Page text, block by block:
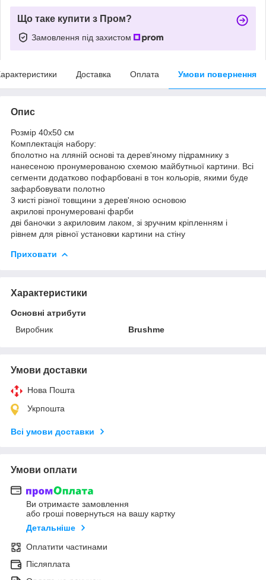
Що таке купити з Пром?
Замовлення під захистом
Доставка Оплата Умови повернення
Опис
Розмір 40x50 см
Комплектація набору:
бполотно на лляній основі та дерев'яному підрамнику з
нанесеною пронумерованою схемою майбутньої картини. Всі
сегменти додатково пофарбовані в тон кольорів, якими буде
зафарбовувати полотно
3 кисті різної товщини з дерев'яною основою
акрилові пронумеровані фарби
дві баночки з акриловим лаком, зі зручним кріпленням і
рівнем для рівної установки картини на стіну
Приховати
Характеристики
Основні атрибути
Виробник
Brushme
Умови доставки
Нова Пошта
Укрпошта
Всі умови доставки
Умови оплати
Ви отримаєте замовлення
або гроші повернуться на вашу картку
Детальніше
Оплатити частинами
Післяплата